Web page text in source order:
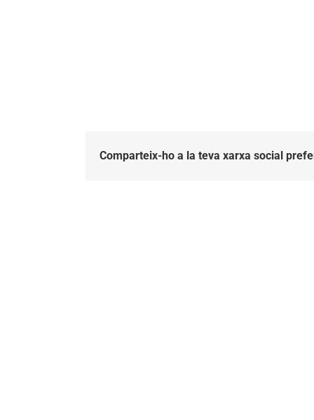
Comparteix-ho a la teva xarxa social